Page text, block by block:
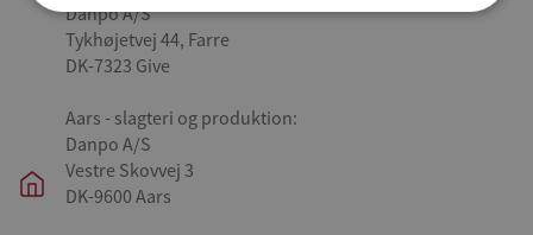
Danpo A/S
Tykhøjetvej 44, Farre
DK-7323 Give
Aars - slagteri og produktion:
Danpo A/S
Vestre Skovvej 3
DK-9600 Aars